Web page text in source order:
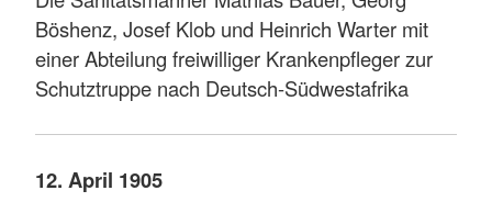
Böshenz, Josef Klob und Heinrich Warter mit
einer Abteilung freiwilliger Krankenpfleger zur
Schutztruppe nach Deutsch-Südwestafrika
12. April 1905